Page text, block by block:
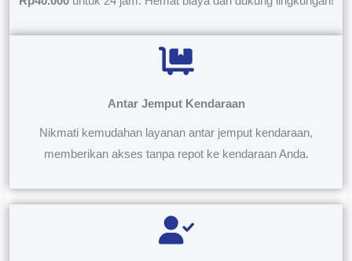
Antar Jemput Kendaraan
Nikmati kemudahan layanan antar jemput kendaraan,
memberikan akses tanpa repot ke kendaraan Anda.